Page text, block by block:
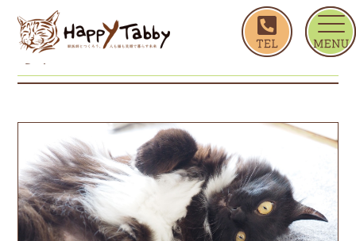
ホーム
ちゅーこ